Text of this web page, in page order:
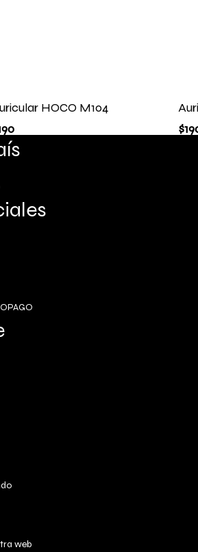
HOCO M104
$
web